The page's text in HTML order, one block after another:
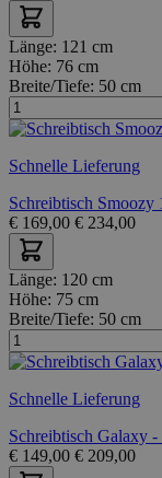
Länge: 121 cm
Höhe: 76 cm
Breite/Tiefe: 50 cm
Schnelle Lieferung
Schreibtisch Smoozy
€ 169,00 € 234,00
Länge: 120 cm
Höhe: 75 cm
Breite/Tiefe: 50 cm
Schnelle Lieferung
Schreibtisch Galaxy
€ 149,00 € 209,00